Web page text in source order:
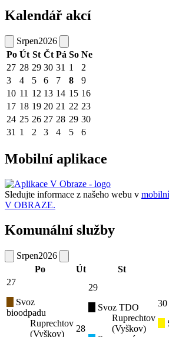
Kalendář akcí
Srpen2026
Po Út St Čt Pá So Ne
27 28 29 30 31 1
2
3
4 5 6 7 8
9
10 11 12 13 14 15 16
17 18 19 20 21 22 23
24 25 26 27 28 29 30
31 1 2 3 4 5 6
Mobilní aplikace
Sledujte informace z našeho webu v
V OBRAZE.
Komunální služby
Srpen2026
Po
Út St
27
Svoz
bioodpadu
Ruprechtov
(Vyškov)
28
29
Svoz TDO
Ruprechtov
(Vyškov)
30